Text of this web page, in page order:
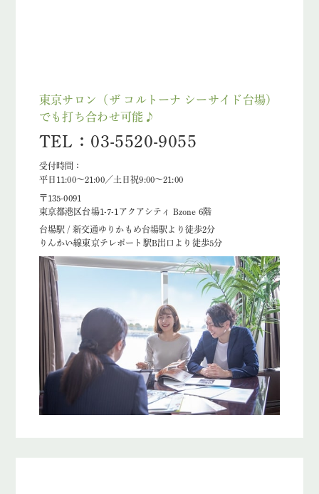
東京サロン（ザ コルトーナ シーサイド台場）
でも打ち合わせ可能♪
TEL：03-5520-9055
受付時間：
平日11:00～21:00／土日祝9:00～21:00
〒135-0091
東京都港区台場1-7-1アクアシティ Bzone 6階
台場駅 / 新交通ゆりかもめ台場駅より徒歩2分
りんかい線東京テレポート駅B出口より徒歩5分